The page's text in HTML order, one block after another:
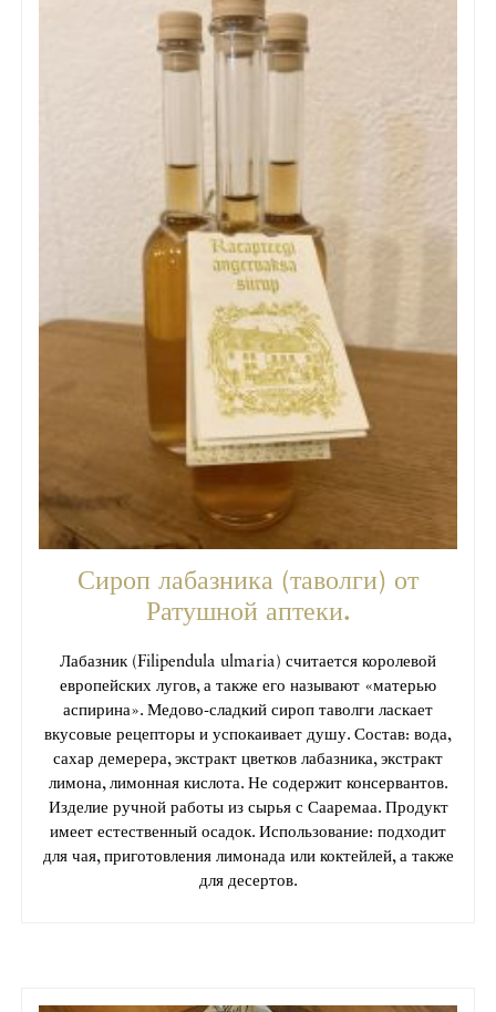
Сироп лабазника (таволги) от
Ратушной аптеки.
Лабазник (Filipendula ulmaria) считается королевой
европейских лугов, а также его называют «матерью
аспирина». Медово-сладкий сироп таволги ласкает
вкусовые рецепторы и успокаивает душу. Состав: вода,
сахар демерера, экстракт цветков лабазника, экстракт
лимона, лимонная кислота. Не содержит консервантов.
Изделие ручной работы из сырья с Сааремаа. Продукт
имеет естественный осадок. Использование: подходит
для чая, приготовления лимонада или коктейлей, а также
для десертов.